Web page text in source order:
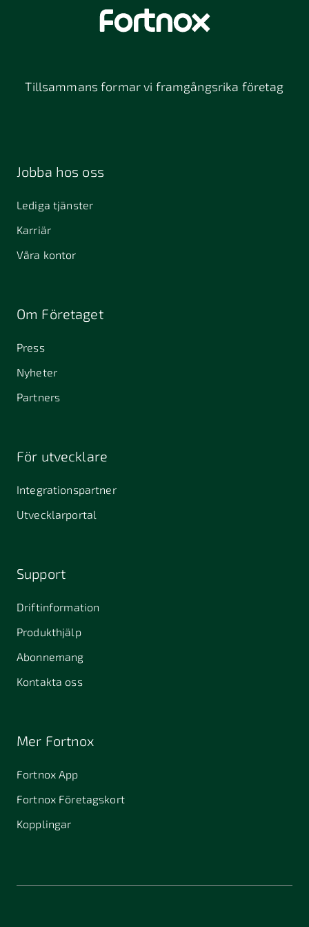
Tillsammans formar vi framgångsrika företag
Jobba hos oss
Lediga tjänster
Karriär
Våra kontor
Om Företaget
Press
Nyheter
Partners
För utvecklare
Integrationspartner
Utvecklarportal
Support
Driftinformation
Produkthjälp
Abonnemang
Kontakta oss
Mer Fortnox
Fortnox App
Fortnox Företagskort
Kopplingar